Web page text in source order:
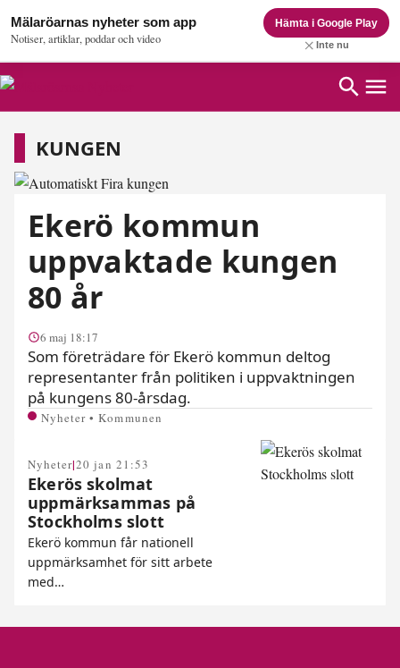
Mälaröarnas nyheter som app
Notiser, artiklar, poddar och video
Hämta i Google Play
Inte nu
Kungen
KUNGEN
Ekerö kommun
uppvaktade kungen
80 år
6 maj 18:17
Som företrädare för Ekerö kommun deltog
representanter från politiken i uppvaktningen
på kungens 80-årsdag.
Nyheter • Kommunen
Nyheter|20 jan 21:53
Ekerös skolmat
uppmärksammas på
Stockholms slott
Ekerö kommun får nationell
uppmärksamhet för sitt arbete
med…